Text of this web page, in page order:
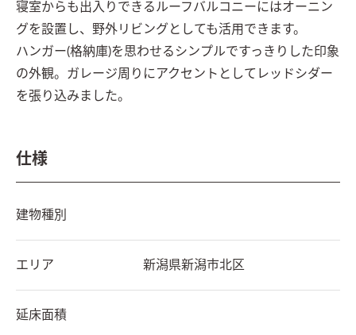
寝室からも出入りできるルーフバルコニーにはオーニン
グを設置し、野外リビングとしても活用できます。
ハンガー(格納庫)を思わせるシンプルですっきりした印象
の外観。ガレージ周りにアクセントとしてレッドシダー
を張り込みました。
仕様
建物種別
エリア 新潟県新潟市北区
延床面積